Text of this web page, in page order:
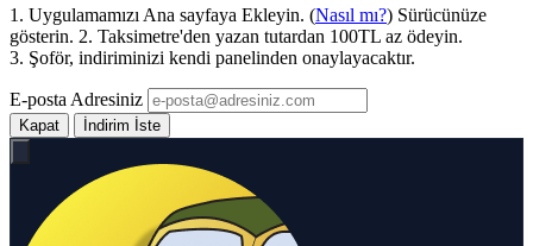
1. Uygulamamızı Ana sayfaya Ekleyin. (Nasıl mı?) Sürücünüze
gösterin. 2. Taksimetre'den yazan tutardan 100TL az ödeyin.
3. Şoför, indiriminizi kendi panelinden onaylayacaktır.
E-posta Adresiniz
Kapat İndirim İste